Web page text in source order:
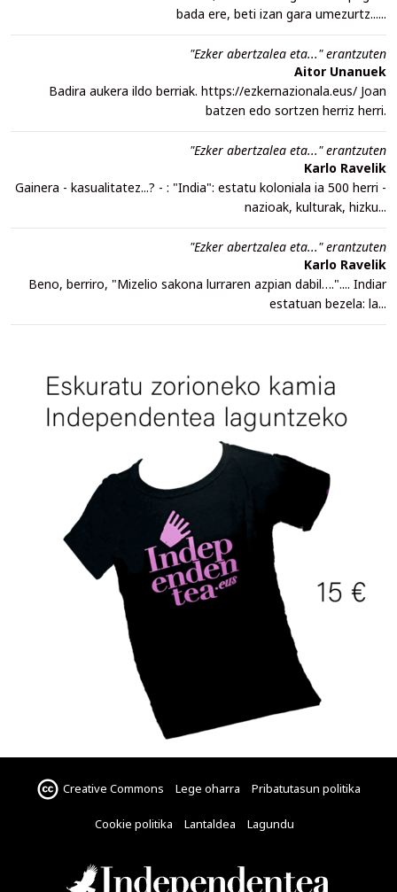
bada ere, beti izan gara umezurtz......
"Ezker abertzalea eta..." erantzuten
Aitor Unanuek
Badira aukera ildo berriak. https://ezkernazionala.eus/ Joan
batzen edo sortzen herriz herri.
"Ezker abertzalea eta..." erantzuten
Karlo Ravelik
Gainera - kasualitatez...? - : "India": estatu koloniala ia 500 herri -
nazioak, kulturak, hizku...
"Ezker abertzalea eta..." erantzuten
Karlo Ravelik
Beno, berriro, "Mizelio sakona lurraren azpian dabil….".... Indiar
estatuan bezela: la...
Creative Commons Lege oharra Pribatutasun politika
Cookie politika Lantaldea Lagundu